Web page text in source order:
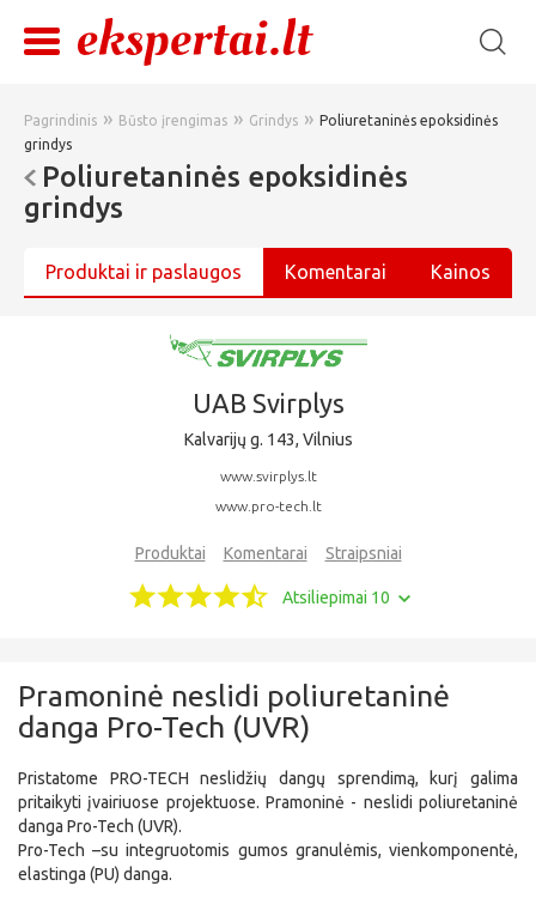
Pagrindinis » Būsto įrengimas » Grindys » Poliuretaninės epoksidinės
grindys
Poliuretaninės epoksidinės
grindys
Produktai ir paslaugos Komentarai Kainos
UAB Svirplys
Kalvarijų g. 143, Vilnius
www.svirplys.lt
www.pro-tech.lt
Produktai Komentarai Straipsniai
Atsiliepimai 10
Pramoninė neslidi poliuretaninė
danga Pro-Tech (UVR)
Pristatome PRO-TECH neslidžių dangų sprendimą, kurį galima
pritaikyti įvairiuose projektuose. Pramoninė - neslidi poliuretaninė
danga Pro-Tech (UVR).
Pro-Tech –su integruotomis gumos granulėmis, vienkomponentė,
elastinga (PU) danga.